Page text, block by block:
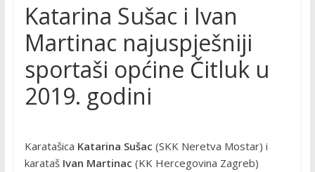
Katarina Sušac i Ivan
Martinac najuspješniji
sportaši općine Čitluk u
2019. godini
Karatašica Katarina Sušac (SKK Neretva Mostar) i
karataš Ivan Martinac (KK Hercegovina Zagreb)